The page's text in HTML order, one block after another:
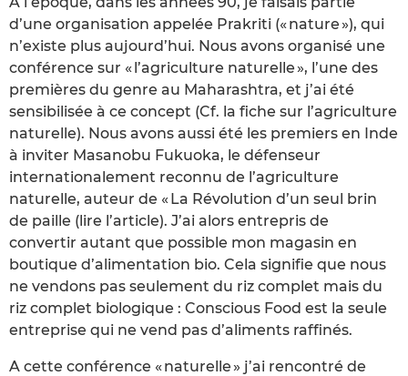
d’une organisation appelée Prakriti (« nature »), qui
n’existe plus aujourd’hui. Nous avons organisé une
conférence sur « l’agriculture naturelle », l’une des
premières du genre au Maharashtra, et j’ai été
sensibilisée à ce concept (Cf. la fiche sur l’agriculture
naturelle). Nous avons aussi été les premiers en Inde
à inviter Masanobu Fukuoka, le défenseur
internationalement reconnu de l’agriculture
naturelle, auteur de « La Révolution d’un seul brin
de paille (lire l’article). J’ai alors entrepris de
convertir autant que possible mon magasin en
boutique d’alimentation bio. Cela signifie que nous
ne vendons pas seulement du riz complet mais du
riz complet biologique : Conscious Food est la seule
entreprise qui ne vend pas d’aliments raffinés.
A cette conférence « naturelle » j’ai rencontré de